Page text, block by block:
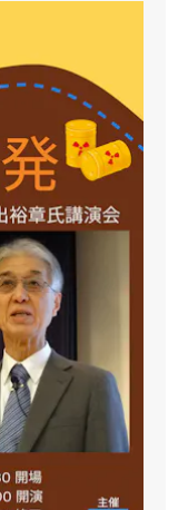
して原発はいいの